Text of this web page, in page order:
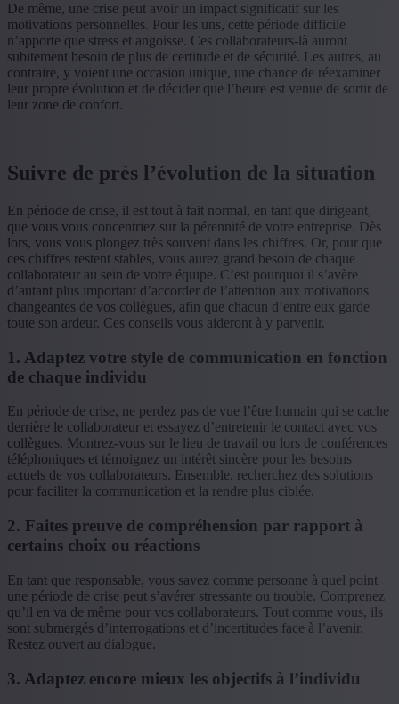
De même, une crise peut avoir un impact significatif sur les
motivations personnelles. Pour les uns, cette période difficile
n’apporte que stress et angoisse. Ces collaborateurs-là auront
subitement besoin de plus de certitude et de sécurité. Les autres, au
contraire, y voient une occasion unique, une chance de réexaminer
leur propre évolution et de décider que l’heure est venue de sortir de
leur zone de confort.
Suivre de près l’évolution de la situation
En période de crise, il est tout à fait normal, en tant que dirigeant,
que vous vous concentriez sur la pérennité de votre entreprise. Dès
lors, vous vous plongez très souvent dans les chiffres. Or, pour que
ces chiffres restent stables, vous aurez grand besoin de chaque
collaborateur au sein de votre équipe. C’est pourquoi il s’avère
d’autant plus important d’accorder de l’attention aux motivations
changeantes de vos collègues, afin que chacun d’entre eux garde
toute son ardeur. Ces conseils vous aideront à y parvenir.
1. Adaptez votre style de communication en fonction
de chaque individu
En période de crise, ne perdez pas de vue l’être humain qui se cache
derrière le collaborateur et essayez d’entretenir le contact avec vos
collègues. Montrez-vous sur le lieu de travail ou lors de conférences
téléphoniques et témoignez un intérêt sincère pour les besoins
actuels de vos collaborateurs. Ensemble, recherchez des solutions
pour faciliter la communication et la rendre plus ciblée.
2. Faites preuve de compréhension par rapport à
certains choix ou réactions
En tant que responsable, vous savez comme personne à quel point
une période de crise peut s’avérer stressante ou trouble. Comprenez
qu’il en va de même pour vos collaborateurs. Tout comme vous, ils
sont submergés d’interrogations et d’incertitudes face à l’avenir.
Restez ouvert au dialogue.
3. Adaptez encore mieux les objectifs à l’individu